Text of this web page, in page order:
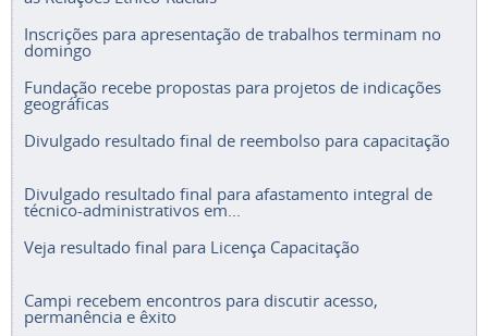
Inscrições para apresentação de trabalhos terminam no
domingo
Fundação recebe propostas para projetos de indicações
geográficas
Divulgado resultado final de reembolso para capacitação
Divulgado resultado final para afastamento integral de
técnico-administrativos em...
Veja resultado final para Licença Capacitação
Campi recebem encontros para discutir acesso,
permanência e êxito